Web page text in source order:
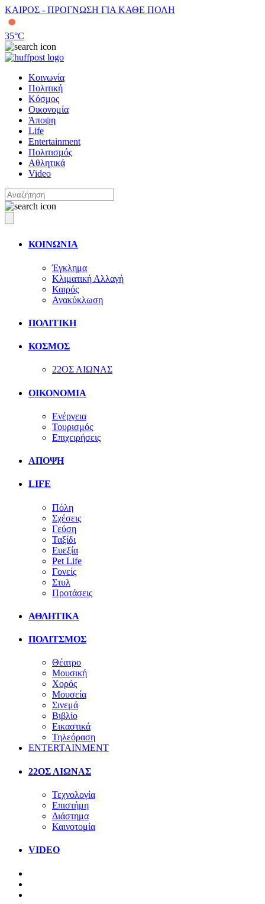
ΚΑΙΡΟΣ - ΠΡΟΓΝΩΣΗ ΓΙΑ ΚΑΘΕ ΠΟΛΗ
35°C
Κοινωνία
Πολιτική
Κόσμος
Οικονομία
Άποψη
Life
Entertainment
Πολιτισμός
Αθλητικά
Video
ΚΟΙΝΩΝΙΑ
Έγκλημα
Κλιματική Αλλαγή
Καιρός
Ανακύκλωση
ΠΟΛΙΤΙΚΗ
ΚΟΣΜΟΣ
22ΟΣ ΑΙΩΝΑΣ
ΟΙΚΟΝΟΜΙΑ
Ενέργεια
Τουρισμός
Επιχειρήσεις
ΑΠΟΨΗ
LIFE
Πόλη
Σχέσεις
Γεύση
Ταξίδι
Ευεξία
Pet Life
Γονείς
Στυλ
Προτάσεις
ΑΘΛΗΤΙΚΑ
ΠΟΛΙΤΣΜΟΣ
Θέατρο
Μουσική
Χορός
Μουσεία
Σινεμά
Βιβλίο
Εικαστικά
Τηλεόραση
ENTERTAINMENT
22ΟΣ ΑΙΩΝΑΣ
Τεχνολογία
Επιστήμη
Διάστημα
Καινοτομία
VIDEO